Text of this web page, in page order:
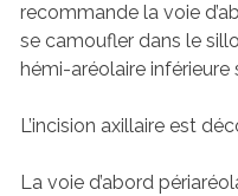
recommande la voie
se camoufler dans le
hémi-aréolaire inférieure
L’incision axillaire est
La voie d’abord